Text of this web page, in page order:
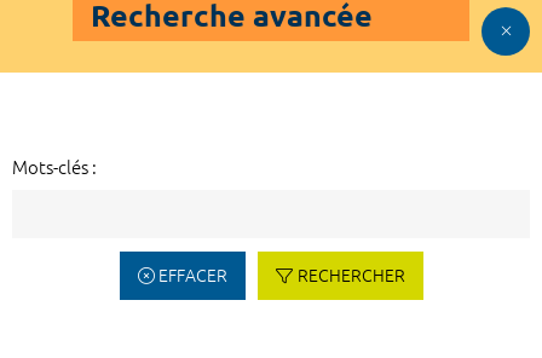
Recherche avancée
Mots-clés :
EFFACER RECHERCHER